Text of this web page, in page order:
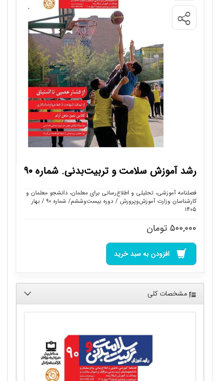
رشد آموزش سلامت و تربیت‌بدنی. شماره ۹۰
فصلنامه آموزشی، تحلیلی و اطلاع‌رسانی برای معلمان، دانشجو معلمان و
کارشناسان وزارت آموزش‌وپرورش / دوره بیست‌وششم/ شماره ۹۰ / بهار
۱۴۰۵
۵۰۰,۰۰۰ تومان
افزودن به سبد خرید
مشخصات کلی